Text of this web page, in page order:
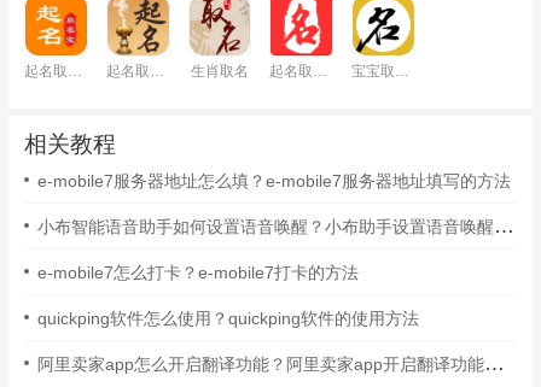
起名取名宝 起名取名字大全 生肖取名 起名取名大师 宝宝取名起名
相关教程
e-mobile7服务器地址怎么填？e-mobile7服务器地址填写的方法
小布智能语音助手如何设置语音唤醒？小布助手设置语音唤醒的方法
e-mobile7怎么打卡？e-mobile7打卡的方法
quickping软件怎么使用？quickping软件的使用方法
阿里卖家app怎么开启翻译功能？阿里卖家app开启翻译功能的方法